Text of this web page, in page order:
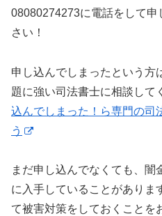
08080274273に電話をして
さい！
申し込んでしまったという方
題に強い司法書士に相談し
込んでしまった！ら専門の司
う
まだ申し込んでなくても、闇
に入手していることがありま
て被害対策をしておくことを